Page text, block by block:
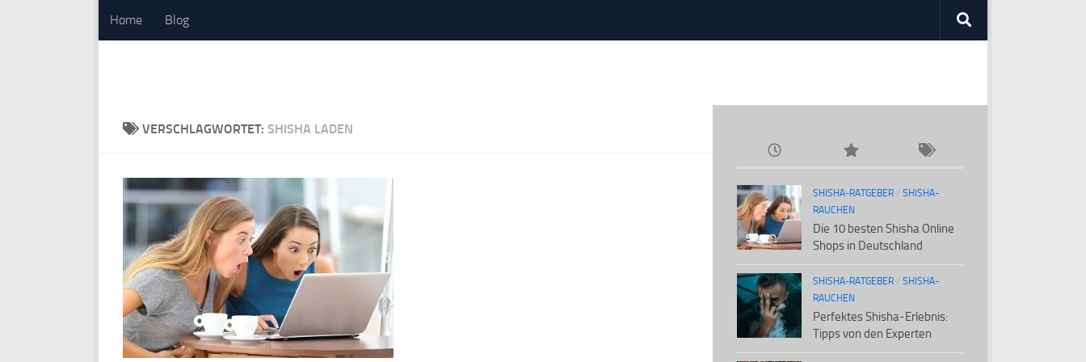
Zum Inhalt springen
Home Blog
VERSCHLAGWORTET: SHISHA LADEN
SHISHA-RATGEBER / SHISHA-
RAUCHEN
Die 10 besten Shisha Online
Shops in Deutschland
SHISHA-RATGEBER / SHISHA-
RAUCHEN
Perfektes Shisha-Erlebnis:
Tipps von den Experten